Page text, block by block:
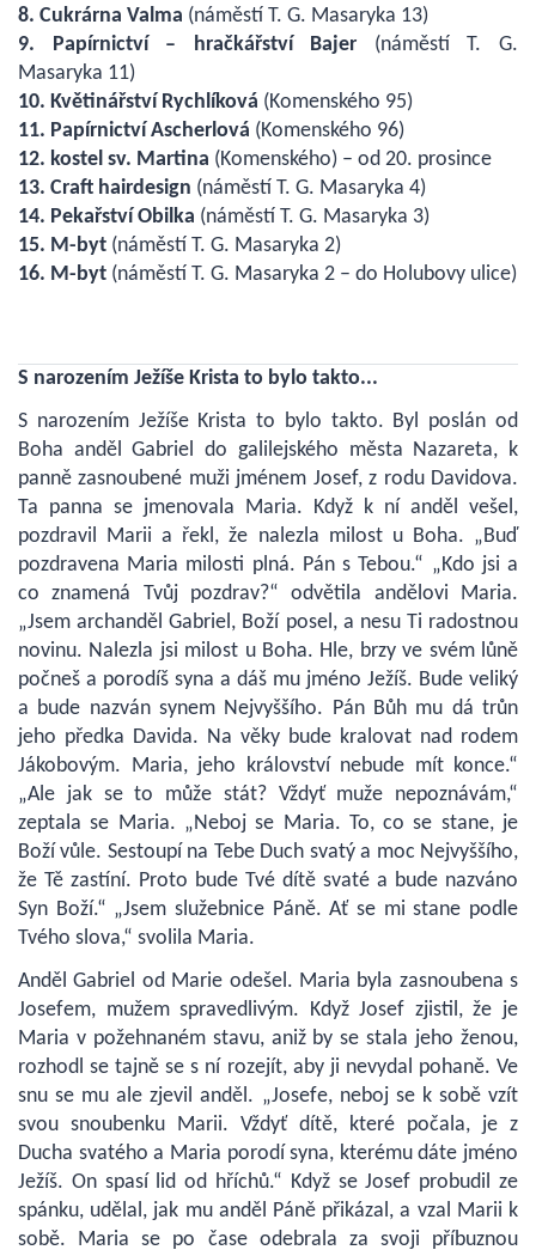
8. Cukrárna Valma (náměstí T. G. Masaryka 13)
9. Papírnictví – hračkářství Bajer (náměstí T. G.
Masaryka 11)
10. Květinářství Rychlíková (Komenského 95)
11. Papírnictví Ascherlová (Komenského 96)
12. kostel sv. Martina (Komenského) – od 20. prosince
13. Craft hairdesign (náměstí T. G. Masaryka 4)
14. Pekařství Obilka (náměstí T. G. Masaryka 3)
15. M-byt (náměstí T. G. Masaryka 2)
16. M-byt (náměstí T. G. Masaryka 2 – do Holubovy ulice)
S narozením Ježíše Krista to bylo takto...
S narozením Ježíše Krista to bylo takto. Byl poslán od
Boha anděl Gabriel do galilejského města Nazareta, k
panně zasnoubené muži jménem Josef, z rodu Davidova.
Ta panna se jmenovala Maria. Když k ní anděl vešel,
pozdravil Marii a řekl, že nalezla milost u Boha. „Buď
pozdravena Maria milosti plná. Pán s Tebou.“ „Kdo jsi a
co znamená Tvůj pozdrav?“ odvětila andělovi Maria.
„Jsem archanděl Gabriel, Boží posel, a nesu Ti radostnou
novinu. Nalezla jsi milost u Boha. Hle, brzy ve svém lůně
počneš a porodíš syna a dáš mu jméno Ježíš. Bude veliký
a bude nazván synem Nejvyššího. Pán Bůh mu dá trůn
jeho předka Davida. Na věky bude kralovat nad rodem
Jákobovým. Maria, jeho království nebude mít konce.“
„Ale jak se to může stát? Vždyť muže nepoznávám,“
zeptala se Maria. „Neboj se Maria. To, co se stane, je
Boží vůle. Sestoupí na Tebe Duch svatý a moc Nejvyššího,
že Tě zastíní. Proto bude Tvé dítě svaté a bude nazváno
Syn Boží.“ „Jsem služebnice Páně. Ať se mi stane podle
Tvého slova,“ svolila Maria.
Anděl Gabriel od Marie odešel. Maria byla zasnoubena s
Josefem, mužem spravedlivým. Když Josef zjistil, že je
Maria v požehnaném stavu, aniž by se stala jeho ženou,
rozhodl se tajně se s ní rozejít, aby ji nevydal pohaně. Ve
snu se mu ale zjevil anděl. „Josefe, neboj se k sobě vzít
svou snoubenku Marii. Vždyť dítě, které počala, je z
Ducha svatého a Maria porodí syna, kterému dáte jméno
Ježíš. On spasí lid od hříchů.“ Když se Josef probudil ze
spánku, udělal, jak mu anděl Páně přikázal, a vzal Marii k
sobě. Maria se po čase odebrala za svoji příbuznou